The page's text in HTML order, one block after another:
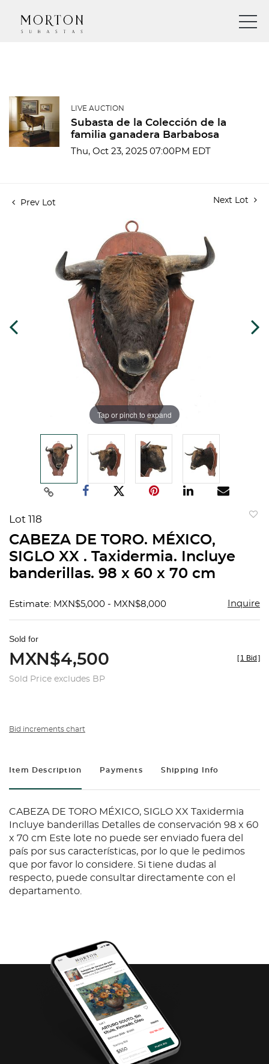
LIVE AUCTION
Subasta de la Colección de la
familia ganadera Barbabosa
Thu, Oct 23, 2025 07:00PM EDT
Prev Lot Next Lot
Tap or pinch to expand
Lot 118
CABEZA DE TORO. MÉXICO,
SIGLO XX . Taxidermia. Incluye
banderillas. 98 x 60 x 70 cm
Estimate: MXN$5,000 - MXN$8,000 Inquire
Sold for
MXN$4,500
Sold Price excludes BP
[ 1 Bid ]
Bid increments chart
Item Description Payments Shipping Info
CABEZA DE TORO MÉXICO, SIGLO XX Taxidermia
Incluye banderillas Detalles de conservación 98 x 60
x 70 cm Este lote no puede ser enviado fuera del
país por sus características, por lo que le pedimos
que por favor lo considere. Si tiene dudas al
respecto, puede consultar directamente con el
departamento.